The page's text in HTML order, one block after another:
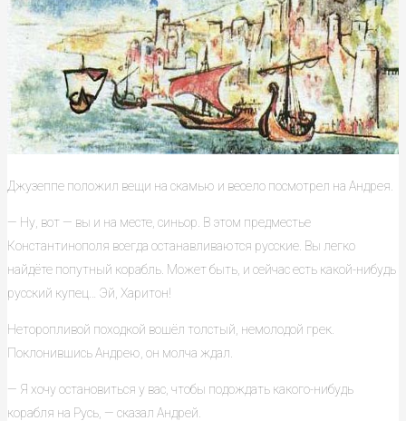
Джузеппе положил вещи на скамью и весело посмотрел на Андрея.
— Ну, вот — вы и на месте, синьор. В этом предместье
Константинополя всегда останавливаются русские. Вы легко
найдёте попутный корабль. Может быть, и сейчас есть какой-нибудь
русский купец… Эй, Харитон!
Неторопливой походкой вошёл толстый, немолодой грек.
Поклонившись Андрею, он молча ждал.
— Я хочу остановиться у вас, чтобы подождать какого-нибудь
корабля на Русь, — сказал Андрей.